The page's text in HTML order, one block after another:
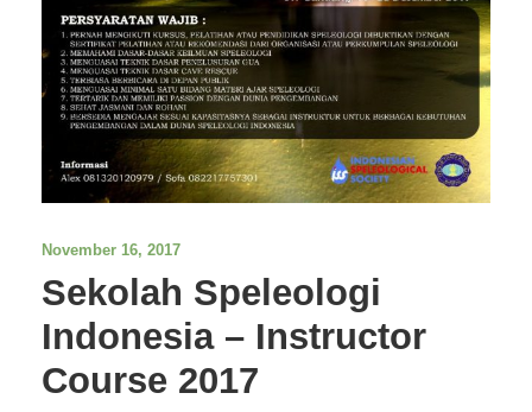
November 16, 2017
Sekolah Speleologi
Indonesia – Instructor
Course 2017